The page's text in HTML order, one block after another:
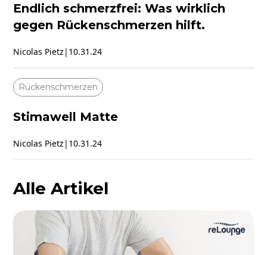
Endlich schmerzfrei: Was wirklich
gegen Rückenschmerzen hilft.
Nicolas Pietz | 10.31.24
Rückenschmerzen
Stimawell Matte
Nicolas Pietz | 10.31.24
Alle Artikel